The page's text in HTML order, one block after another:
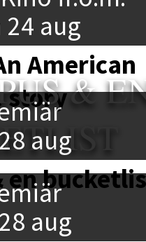
24 aug
American
story &
aug
en
aug